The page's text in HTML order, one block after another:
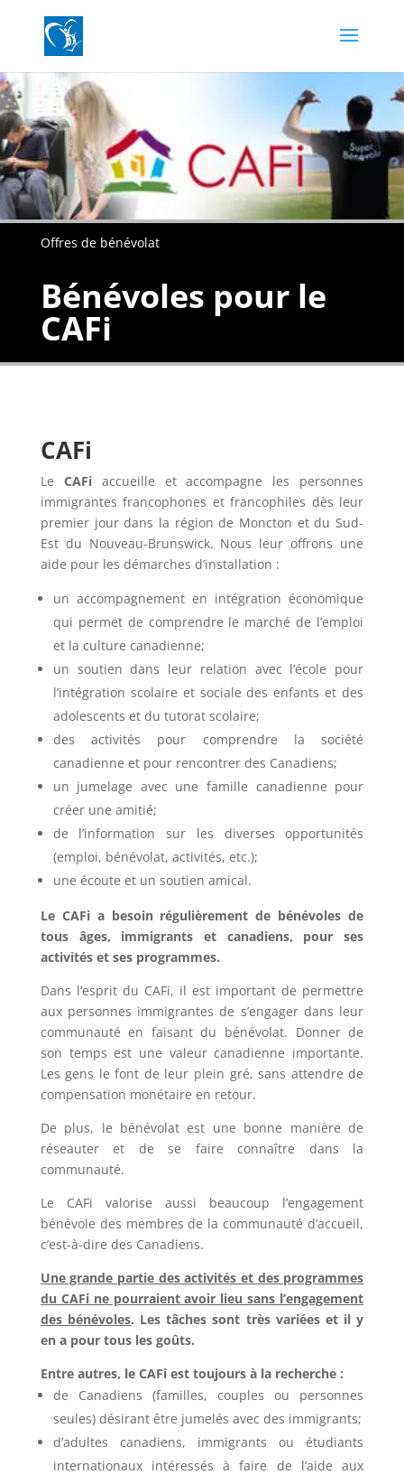
Offres de bénévolat
Bénévoles pour le
CAFi
CAFi
Le CAFiaccueille et accompagne les personnes
immigrantes francophones et francophiles dès leur
premier jour dans la région de Moncton et du Sud-
Est du Nouveau-Brunswick. Nous leur offrons une
aide pour les démarches d’installation :
un accompagnement en intégration économique
qui permet de comprendre le marché de l’emploi
et la culture canadienne;
un soutien dans leur relation avec l’école pour
l’intégration scolaire et sociale des enfants et des
adolescents et du tutorat scolaire;
des activités pour comprendre la société
canadienne et pour rencontrer des Canadiens;
un jumelage avec une famille canadienne pour
créer une amitié;
de l’information sur les diverses opportunités
(emploi, bénévolat, activités, etc.);
une écoute et un soutien amical.
Le CAFi a besoin régulièrement de bénévoles de
tous âges, immigrants et canadiens, pour ses
activités et ses programmes.
Dans l’esprit du CAFi, il est important de permettre
aux personnes immigrantes de s’engager dans leur
communauté en faisant du bénévolat. Donner de
son temps est une valeur canadienne importante.
Les gens le font de leur plein gré, sans attendre de
compensation monétaire en retour.
De plus, le bénévolat est une bonne manière de
réseauter et de se faire connaître dans la
communauté.
Le CAFi valorise aussi beaucoup l’engagement
bénévole des membres de la communauté d’accueil,
c’est-à-dire des Canadiens.
Une grande partie des activités et des programmes
du CAFi ne pourraient avoir lieu sans l’engagement
des bénévoles. Les tâches sont très variées et il y
en a pour tous les goûts.
Entre autres, le CAFi est toujours à la recherche :
de Canadiens (familles, couples ou personnes
seules) désirant être jumelés avec des immigrants;
d’adultes canadiens, immigrants ou étudiants
internationaux intéressés à faire de l’aide aux